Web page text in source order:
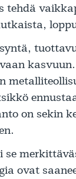
on sekin
se
ovat